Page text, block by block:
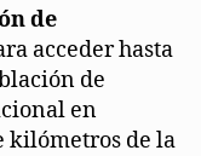
de
acceder hasta
de
en
kilómetros de la